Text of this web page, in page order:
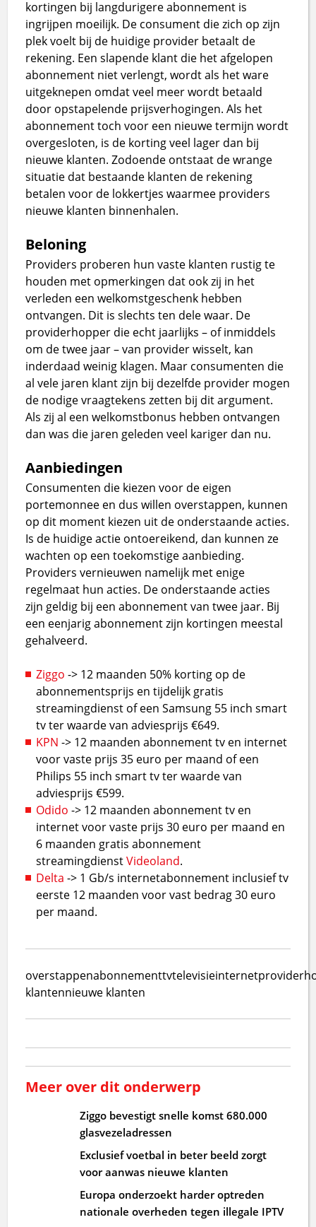
kortingen bij langdurigere abonnement is
ingrijpen moeilijk. De consument die zich op zijn
plek voelt bij de huidige provider betaalt de
rekening. Een slapende klant die het afgelopen
abonnement niet verlengt, wordt als het ware
uitgeknepen omdat veel meer wordt betaald
door opstapelende prijsverhogingen. Als het
abonnement toch voor een nieuwe termijn wordt
overgesloten, is de korting veel lager dan bij
nieuwe klanten. Zodoende ontstaat de wrange
situatie dat bestaande klanten de rekening
betalen voor de lokkertjes waarmee providers
nieuwe klanten binnenhalen.
Beloning
Providers proberen hun vaste klanten rustig te
houden met opmerkingen dat ook zij in het
verleden een welkomstgeschenk hebben
ontvangen. Dit is slechts ten dele waar. De
providerhopper die echt jaarlijks – of inmiddels
om de twee jaar – van provider wisselt, kan
inderdaad weinig klagen. Maar consumenten die
al vele jaren klant zijn bij dezelfde provider mogen
de nodige vraagtekens zetten bij dit argument.
Als zij al een welkomstbonus hebben ontvangen
dan was die jaren geleden veel kariger dan nu.
Aanbiedingen
Consumenten die kiezen voor de eigen
portemonnee en dus willen overstappen, kunnen
op dit moment kiezen uit de onderstaande acties.
Is de huidige actie ontoereikend, dan kunnen ze
wachten op een toekomstige aanbieding.
Providers vernieuwen namelijk met enige
regelmaat hun acties. De onderstaande acties
zijn geldig bij een abonnement van twee jaar. Bij
een eenjarig abonnement zijn kortingen meestal
gehalveerd.
Ziggo -> 12 maanden 50% korting op de
abonnementsprijs en tijdelijk gratis
streamingdienst of een Samsung 55 inch smart
tv ter waarde van adviesprijs €649.
KPN -> 12 maanden abonnement tv en internet
voor vaste prijs 35 euro per maand of een
Philips 55 inch smart tv ter waarde van
adviesprijs €599.
Odido -> 12 maanden abonnement tv en
internet voor vaste prijs 30 euro per maand en
6 maanden gratis abonnement
streamingdienstVideoland.
Delta -> 1 Gb/s internetabonnement inclusief tv
eerste 12 maanden voor vast bedrag 30 euro
per maand.
overstappenabonnementtvtelevisieinternet
klantennieuwe klanten
Meer over dit onderwerp
Ziggo bevestigt snelle komst 680.000
glasvezeladressen
Exclusief voetbal in beter beeld zorgt
voor aanwas nieuwe klanten
Europa onderzoekt harder optreden
nationale overheden tegen illegale IPTV